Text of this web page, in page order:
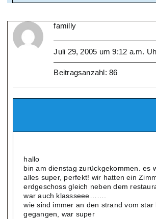
familly
Juli 29, 2005 um 9:12 a.m.
Beitragsanzahl: 86
hallo
bin am dienstag zurückgekommen. es
alles super, perfekt! wir hatten ein
erdgeschoss gleich neben dem
war auch klassseee…….
wie sind immer an den strand vom star
gegangen, war super